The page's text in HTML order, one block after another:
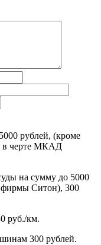
рублей, (кроме
в черте МКАД
на сумму до 5000
фирмы Ситон), 300
руб./км.
300 рублей.